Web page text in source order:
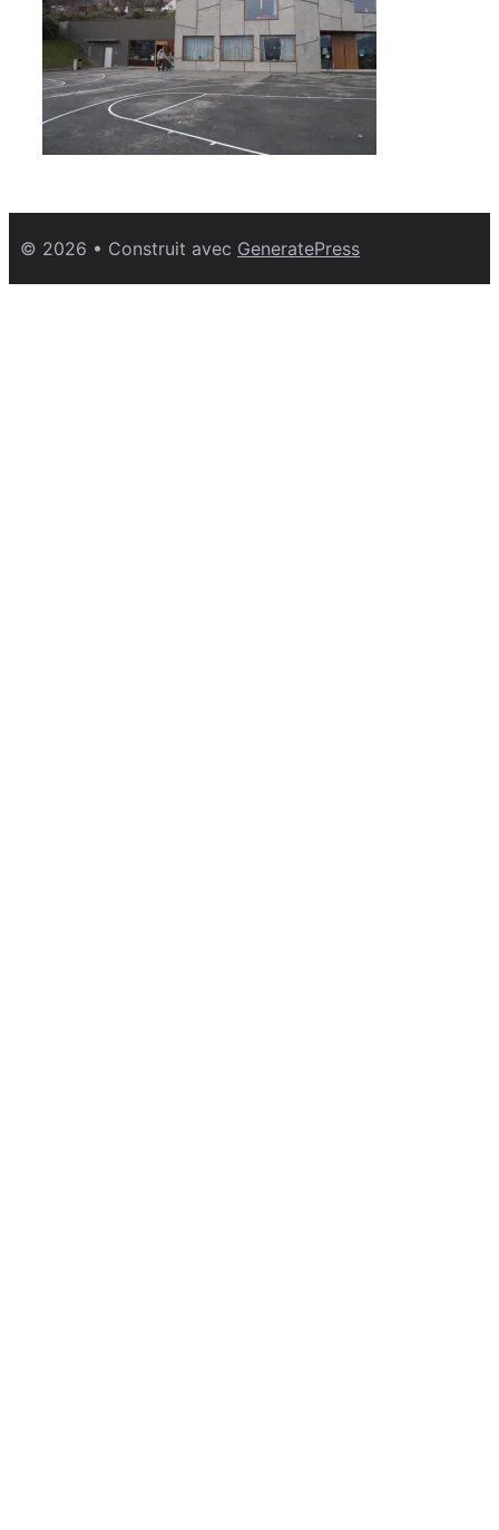
© 2026 • Construit avec GeneratePress